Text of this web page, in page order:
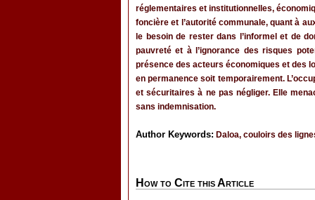
réglementaires et institutionnelles,
foncière et l’autorité communale, quant à
le besoin de rester dans l’informel et de
pauvreté et à l’ignorance des risques
présence des acteurs économiques et des
en permanence soit temporairement.
et sécuritaires à ne pas négliger. Elle
sans indemnisation.
Author Keywords: Daloa, couloirs des
How to Cite this Article